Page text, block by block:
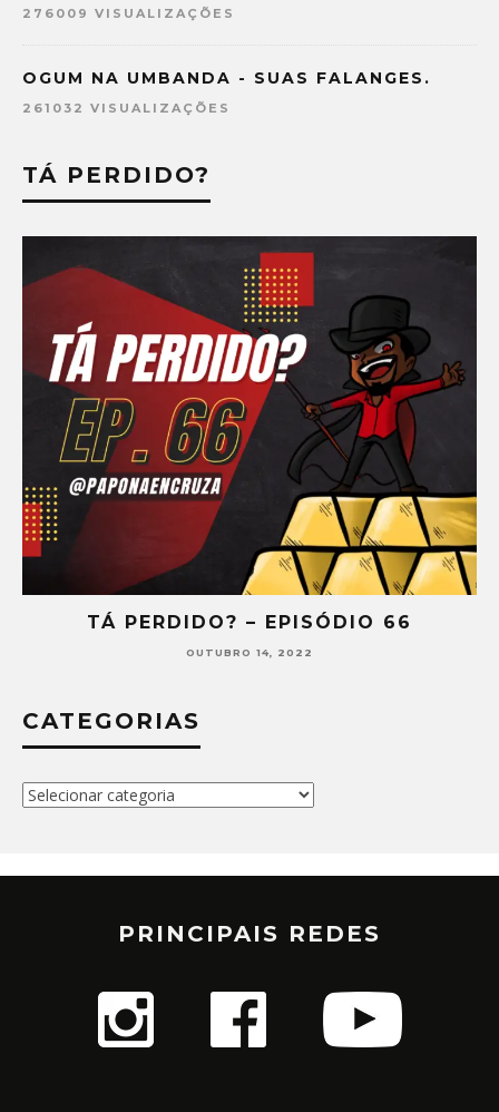
276009 VISUALIZAÇÕES
OGUM NA UMBANDA - SUAS FALANGES.
261032 VISUALIZAÇÕES
TÁ PERDIDO?
TÁ PERDIDO? – EPISÓDIO 66
OUTUBRO 14, 2022
CATEGORIAS
Categorias
PRINCIPAIS REDES